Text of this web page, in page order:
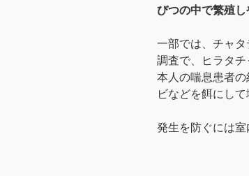
びつの中で繁殖し
一部では、チャ
調査で、ヒラタ
本人の喘息患者
ビなどを餌にして
発生を防ぐには